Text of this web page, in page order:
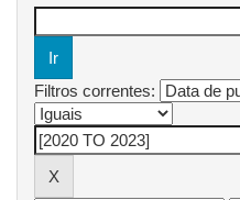
Filtros correntes: